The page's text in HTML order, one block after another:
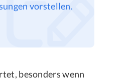
vorstellen.
besonders wenn